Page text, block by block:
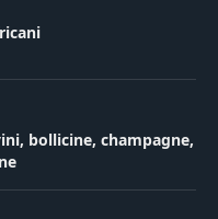
bollicine, champagne,